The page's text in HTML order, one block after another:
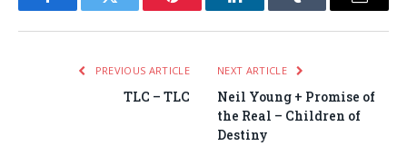
FacebookTwitter Pinterest LinkedInTumblr Email
PREVIOUS ARTICLE
TLC – TLC
NEXT ARTICLE
Neil Young + Promise of
the Real – Children of
Destiny